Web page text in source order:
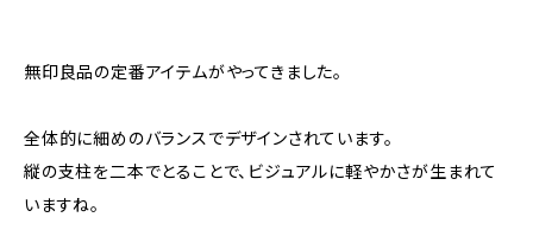
無印良品の定番アイテムがやってきました。
全体的に細めのバランスでデザインされています。
縦の支柱を二本でとることで、ビジュアルに軽やかさが生まれて
いますね。